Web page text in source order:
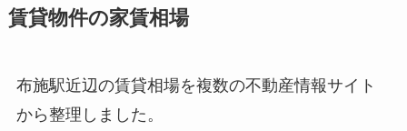
賃貸物件の家賃相場
布施駅近辺の賃貸相場を複数の不動産情報サイト
から整理しました。